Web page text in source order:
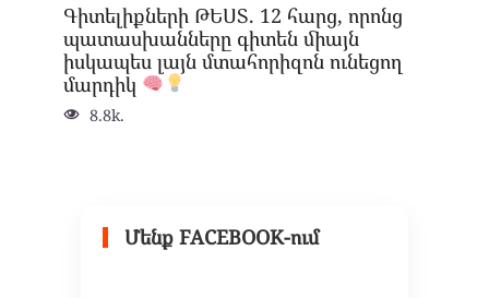
Գիտելիքների ԹԵՍՏ. 12 հարց, որոնց
պատասխանները գիտեն միայն
իսկապես լայն մտահորիզոն ունեցող
մարդիկ
8.8k.
Մենք FACEBOOK-ում